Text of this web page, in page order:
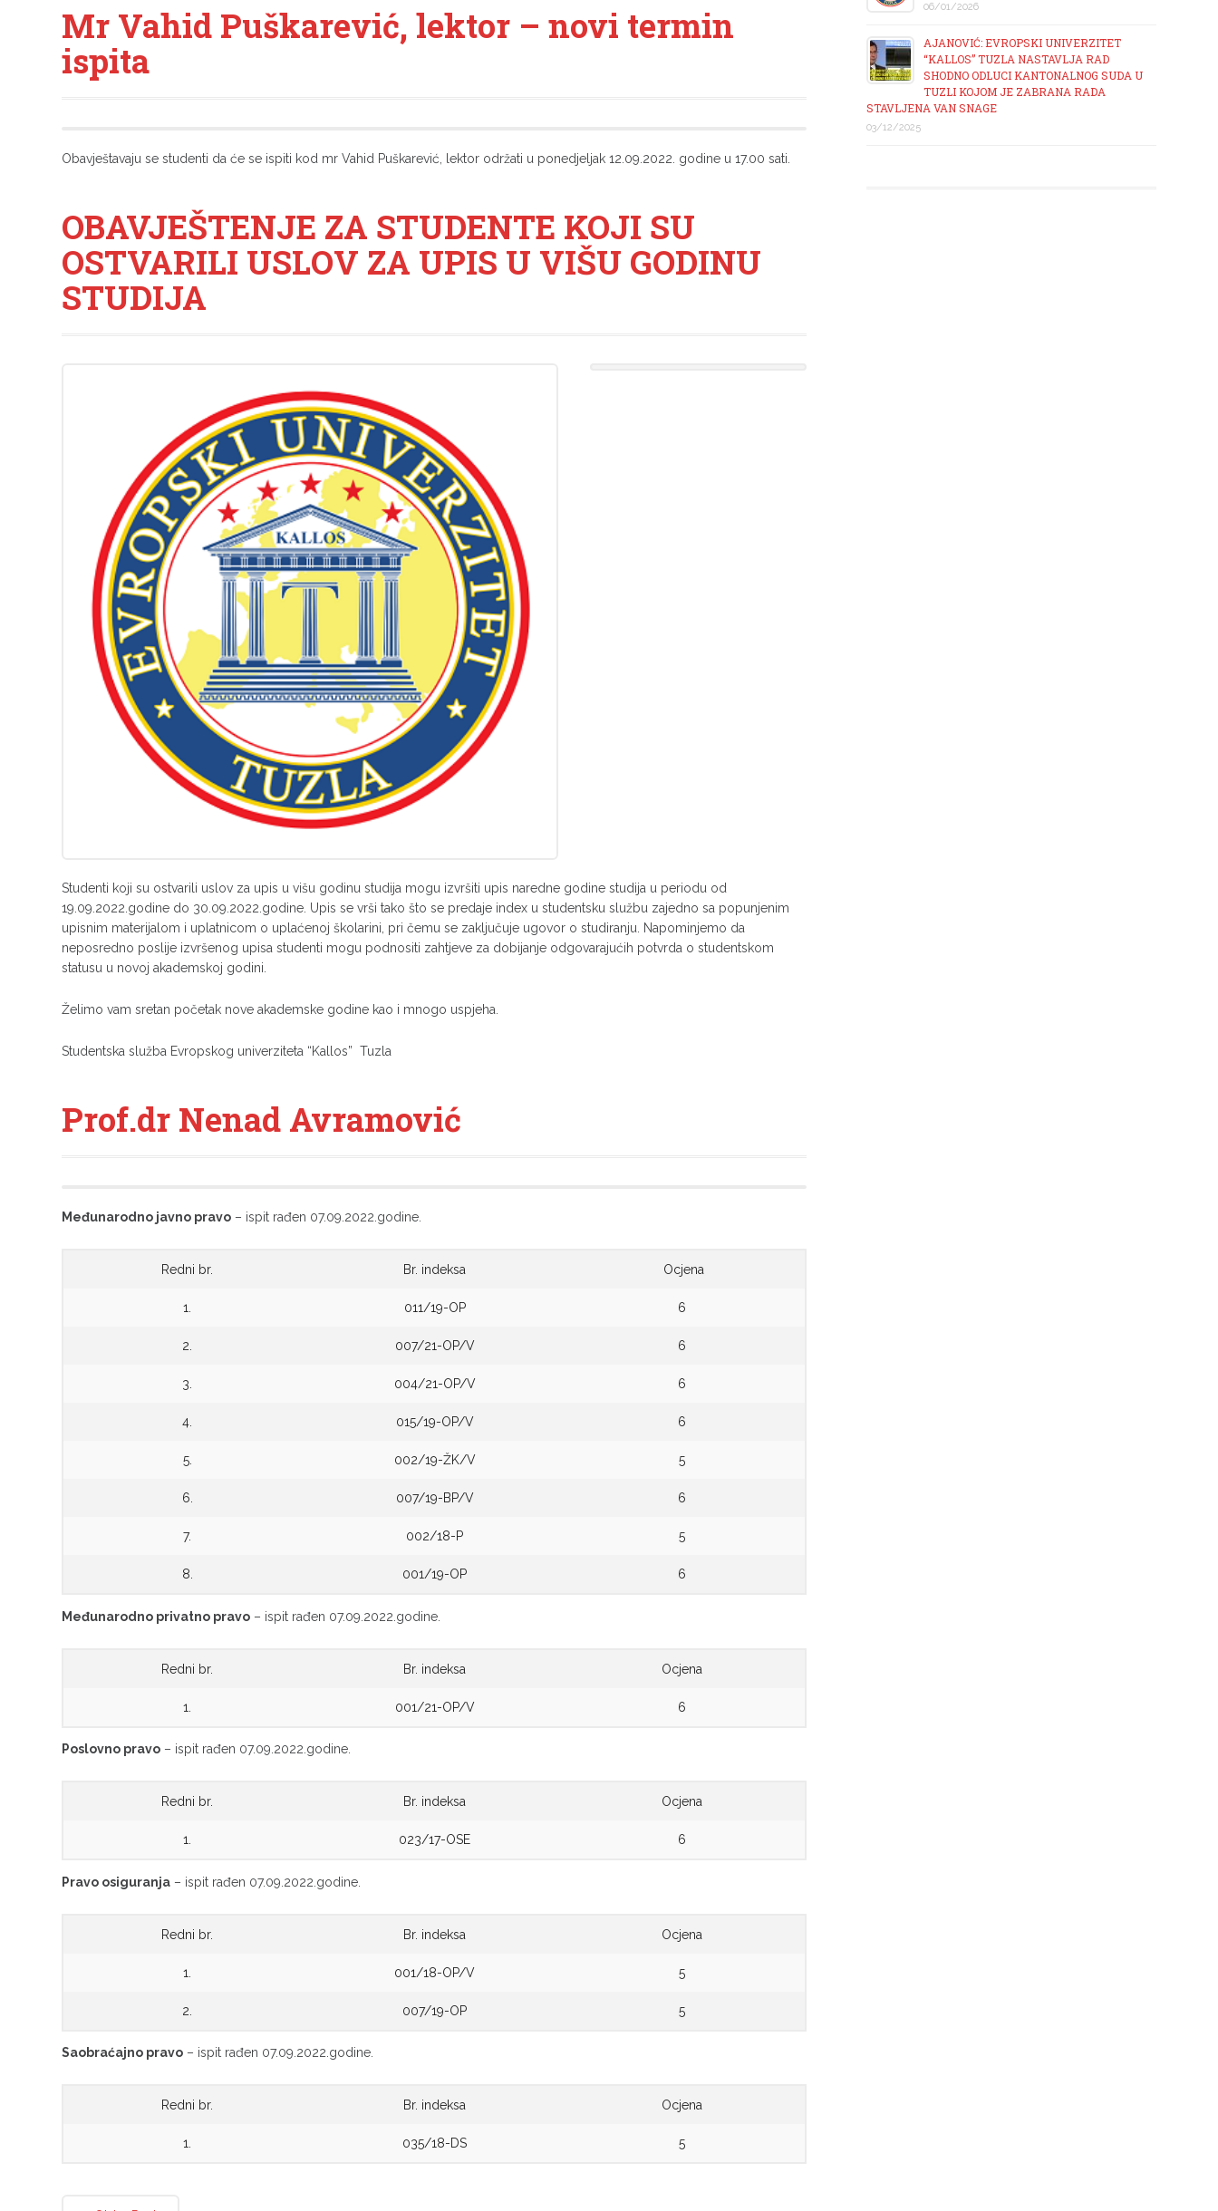
Mr Vahid Puškarević, lektor – novi termin
ispita
Obavještavaju se studenti da će se ispiti kod mr Vahid Puškarević, lektor održati u ponedjeljak 12.09.2022. godine u 17.00 sati.
OBAVJEŠTENJE ZA STUDENTE KOJI SU
OSTVARILI USLOV ZA UPIS U VIŠU GODINU
STUDIJA
Studenti koji su ostvarili uslov za upis u višu godinu studija mogu izvršiti upis naredne godine studija u periodu od
19.09.2022.godine do 30.09.2022.godine. Upis se vrši tako što se predaje index u studentsku službu zajedno sa popunjenim
upisnim materijalom i uplatnicom o uplaćenoj školarini, pri čemu se zaključuje ugovor o studiranju. Napominjemo da
neposredno poslije izvršenog upisa studenti mogu podnositi zahtjeve za dobijanje odgovarajućih potvrda o studentskom
statusu u novoj akademskoj godini.
Želimo vam sretan početak nove akademske godine kao i mnogo uspjeha.
Studentska služba Evropskog univerziteta “Kallos” Tuzla
Prof.dr Nenad Avramović
Međunarodno javno pravo – ispit rađen 07.09.2022.godine.
Redni br. Br. indeksa Ocjena
1. 011/19-OP 6
2. 007/21-OP/V 6
3. 004/21-OP/V 6
4. 015/19-OP/V 6
5. 002/19-ŽK/V 5
6. 007/19-BP/V 6
7. 002/18-P 5
8. 001/19-OP 6
Međunarodno privatno pravo – ispit rađen 07.09.2022.godine.
Redni br. Br. indeksa Ocjena
1. 001/21-OP/V 6
Poslovno pravo – ispit rađen 07.09.2022.godine.
Redni br. Br. indeksa Ocjena
1. 023/17-OSE 6
Pravo osiguranja – ispit rađen 07.09.2022.godine.
Redni br. Br. indeksa Ocjena
1. 001/18-OP/V 5
2. 007/19-OP 5
Saobraćajno pravo – ispit rađen 07.09.2022.godine.
Redni br. Br. indeksa Ocjena
1. 035/18-DS 5
06/01/2026
AJANOVIĆ: EVROPSKI UNIVERZITET
“KALLOS” TUZLA NASTAVLJA RAD
SHODNO ODLUCI KANTONALNOG SUDA U
TUZLI KOJOM JE ZABRANA RADA
STAVLJENA VAN SNAGE
03/12/2025